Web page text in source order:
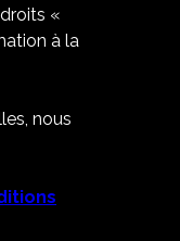
«
à la
nous